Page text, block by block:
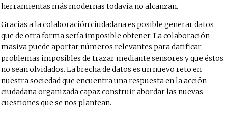
herramientas más modernas todavía no alcanzan.
Gracias a la colaboración ciudadana es posible generar datos
que de otra forma sería imposible obtener. La colaboración
masiva puede aportar números relevantes para datificar
problemas imposibles de trazar mediante sensores y que éstos
no sean olvidados. La brecha de datos es un nuevo reto en
nuestra sociedad que encuentra una respuesta en la acción
ciudadana organizada capaz construir abordar las nuevas
cuestiones que se nos plantean.